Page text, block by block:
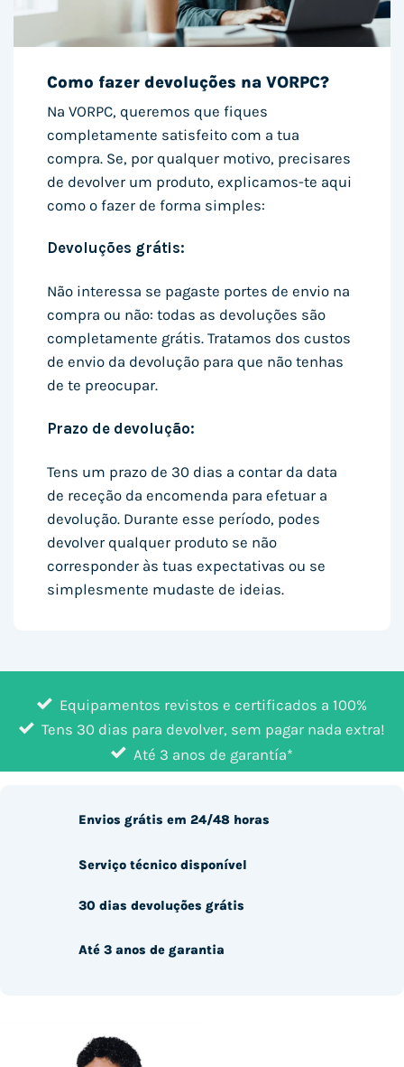
Como fazer devoluções na VORPC?
Na VORPC, queremos que fiques
completamente satisfeito com a tua
compra. Se, por qualquer motivo, precisares
de devolver um produto, explicamos-te aqui
como o fazer de forma simples:
Devoluções grátis:
Não interessa se pagaste portes de envio na
compra ou não: todas as devoluções são
completamente grátis. Tratamos dos custos
de envio da devolução para que não tenhas
de te preocupar.
Prazo de devolução:
Tens um prazo de 30 dias a contar da data
de receção da encomenda para efetuar a
devolução. Durante esse período, podes
devolver qualquer produto se não
corresponder às tuas expectativas ou se
simplesmente mudaste de ideias.
Equipamentos revistos e certificados a 100%
Tens 30 dias para devolver, sem pagar nada extra!
Até 3 anos de garantía*
Envios grátis em 24/48 horas
Serviço técnico disponível
30 dias devoluções grátis
Até 3 anos de garantia